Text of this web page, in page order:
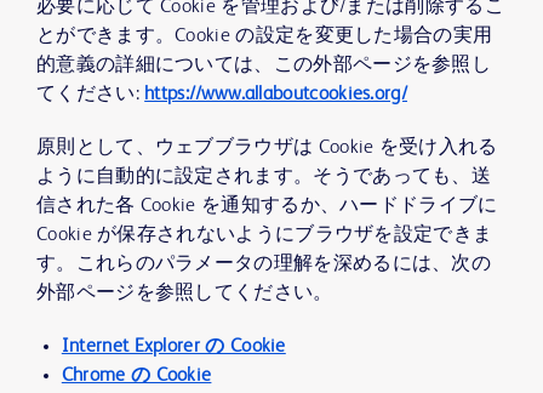
必要に応じて Cookie を管理および/または削除するこ
とができます。Cookie の設定を変更した場合の実用
的意義の詳細については、この外部ページを参照し
てください: https://www.allaboutcookies.org/
原則として、ウェブブラウザは Cookie を受け入れる
ように自動的に設定されます。そうであっても、送
信された各 Cookie を通知するか、ハードドライブに
Cookie が保存されないようにブラウザを設定できま
す。これらのパラメータの理解を深めるには、次の
外部ページを参照してください。
Internet Explorer の Cookie
Chrome の Cookie